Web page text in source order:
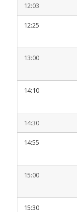
12:03
12:25
13:00
14:10
14:30
14:55
15:00
15:30